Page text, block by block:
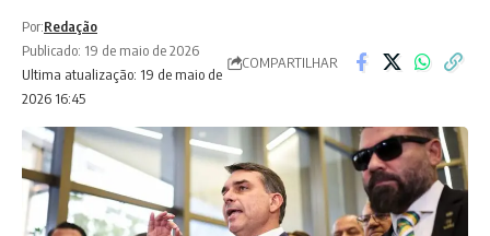
Ultima atualização: 19 de maio de
2026 16:45
Por:Redação
Publicado: 19 de maio de 2026
COMPARTILHAR